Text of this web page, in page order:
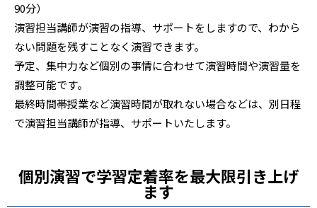
90分）
演習担当講師が演習の指導、サポートをしますので、わから
ない問題を残すことなく演習できます。
予定、集中力など個別の事情に合わせて演習時間や演習量を
調整可能です。
最終時間帯授業など演習時間が取れない場合などは、別日程
で演習担当講師が指導、サポートいたします。
個別演習で学習定着率を最大限引き上げ
ます